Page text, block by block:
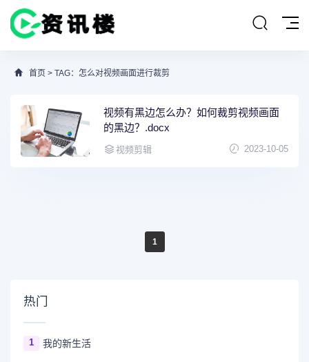
首页 > TAG：怎么对视频画面进行裁剪
视频有黑边怎么办？如何裁剪视频画面
的黑边？.docx
视频剪辑 2023-10-05
1
热门
1 我的新生活